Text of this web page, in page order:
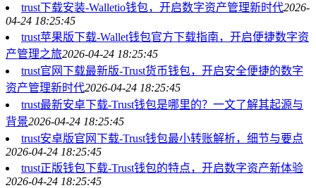
trust下载安装-Walletio钱包，开启数字资产管理新时代2026-
04-24 18:25:45
trust苹果版下载-Wallet钱包官方下载指南，开启便捷数字资
产管理之旅2026-04-24 18:25:45
trust官网下载最新版-Trust货币钱包，开启安全便捷的数字
资产管理新时代2026-04-24 18:25:45
trust最新安卓下载-Trust钱包是哪里的？一文了解其起源与
背景2026-04-24 18:25:45
trust安卓版官网下载-Trust钱包最小转账解析，细节与要点
2026-04-24 18:25:45
trust正版钱包下载-Trust钱包的特点，开启数字资产新体验
2026-04-24 18:25:45